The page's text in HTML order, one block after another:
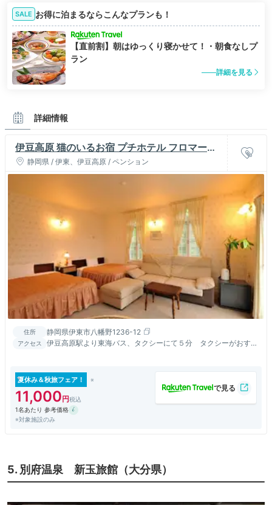
SALE お得に泊まるならこんなプランも！
【直前割】朝はゆっくり寝かせて！・朝食なしプ
ラン
詳細を見る
詳細情報
伊豆高原 猫のいるお宿 プチホテル フロマージ
ュ 静岡県 / 伊東、伊豆高原 / ペンション
住所 静岡県伊東市八幡野1236-12
アクセス
伊豆高原駅より東海バス、タクシーにて５分 タクシーがおすす
夏休み＆秋旅フェア！
11,000
1名あたり 参考価格
※対象施設のみ
5. 別府温泉 新玉旅館（大分県）